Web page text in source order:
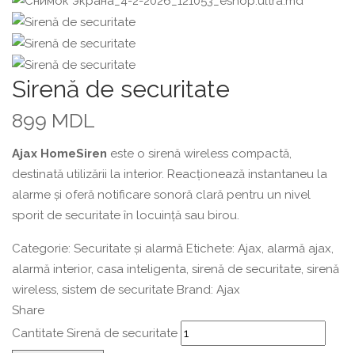
Sirenă de securitate
899 MDL
Ajax HomeSiren este o sirenă wireless compactă,
destinată utilizării la interior. Reacționează instantaneu la
alarme și oferă notificare sonoră clară pentru un nivel
sporit de securitate în locuință sau birou.
Categorie: Securitate și alarmă Etichete: Ajax, alarmă ajax,
alarmă interior, casa inteligenta, sirenă de securitate, sirenă
wireless, sistem de securitate Brand: Ajax
Share
Cantitate Sirenă de securitate